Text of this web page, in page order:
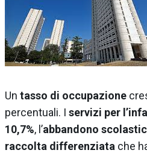
Un tasso di occupazione
percentuali. I servizi per
10,7%, l’abbandono
raccolta differenziata che